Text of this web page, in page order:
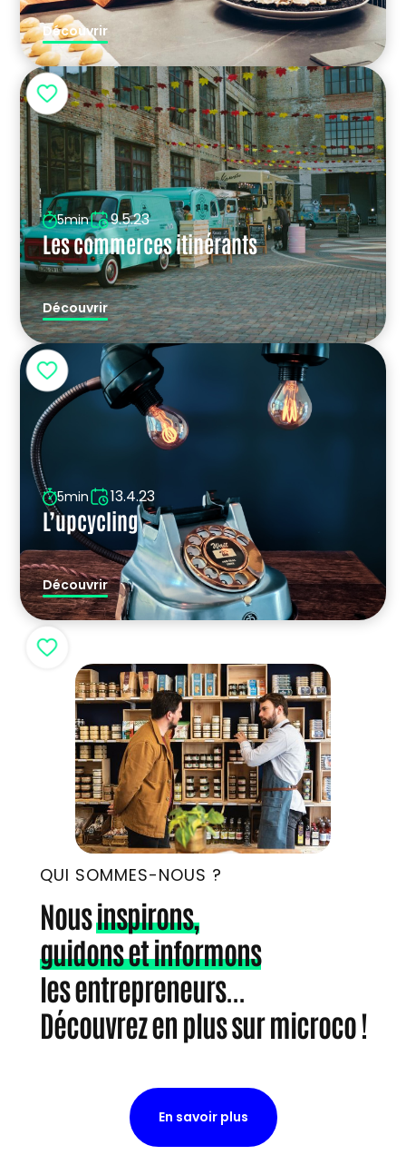
Découvrir
5min 9.5.23
Les commerces itinérants
Découvrir
5min 13.4.23
L’upcycling
Découvrir
QUI SOMMES-NOUS ?
Nousinspirons,
guidons et informons
les entrepreneurs...
Découvrez en plus sur microco !
En savoir plus